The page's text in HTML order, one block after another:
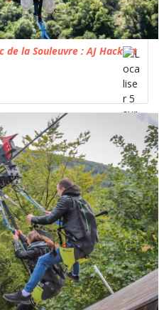
de la Souleuvre : AJ Hackett